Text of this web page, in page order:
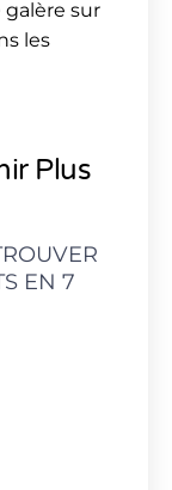
sur
les
Plus
EN 7